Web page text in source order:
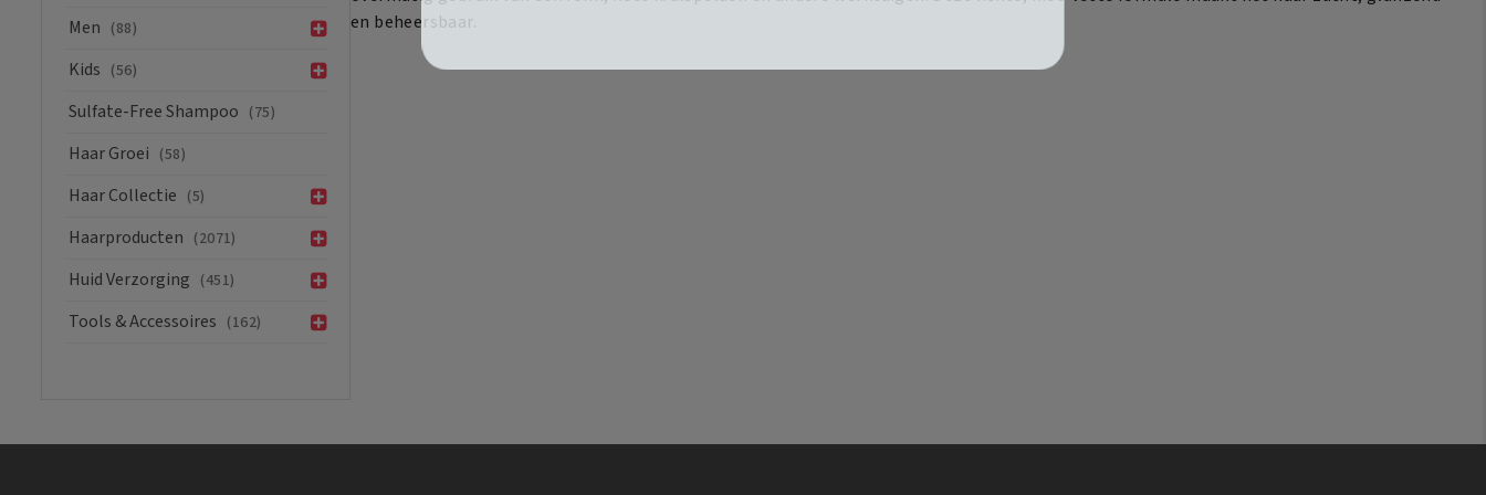
Men (88)
Kids (56)
Sulfate-Free Shampoo (75)
Haar Groei (58)
Haar Collectie (5)
Haarproducten (2071)
Huid Verzorging (451)
Tools & Accessoires (162)
en beheersbaar.